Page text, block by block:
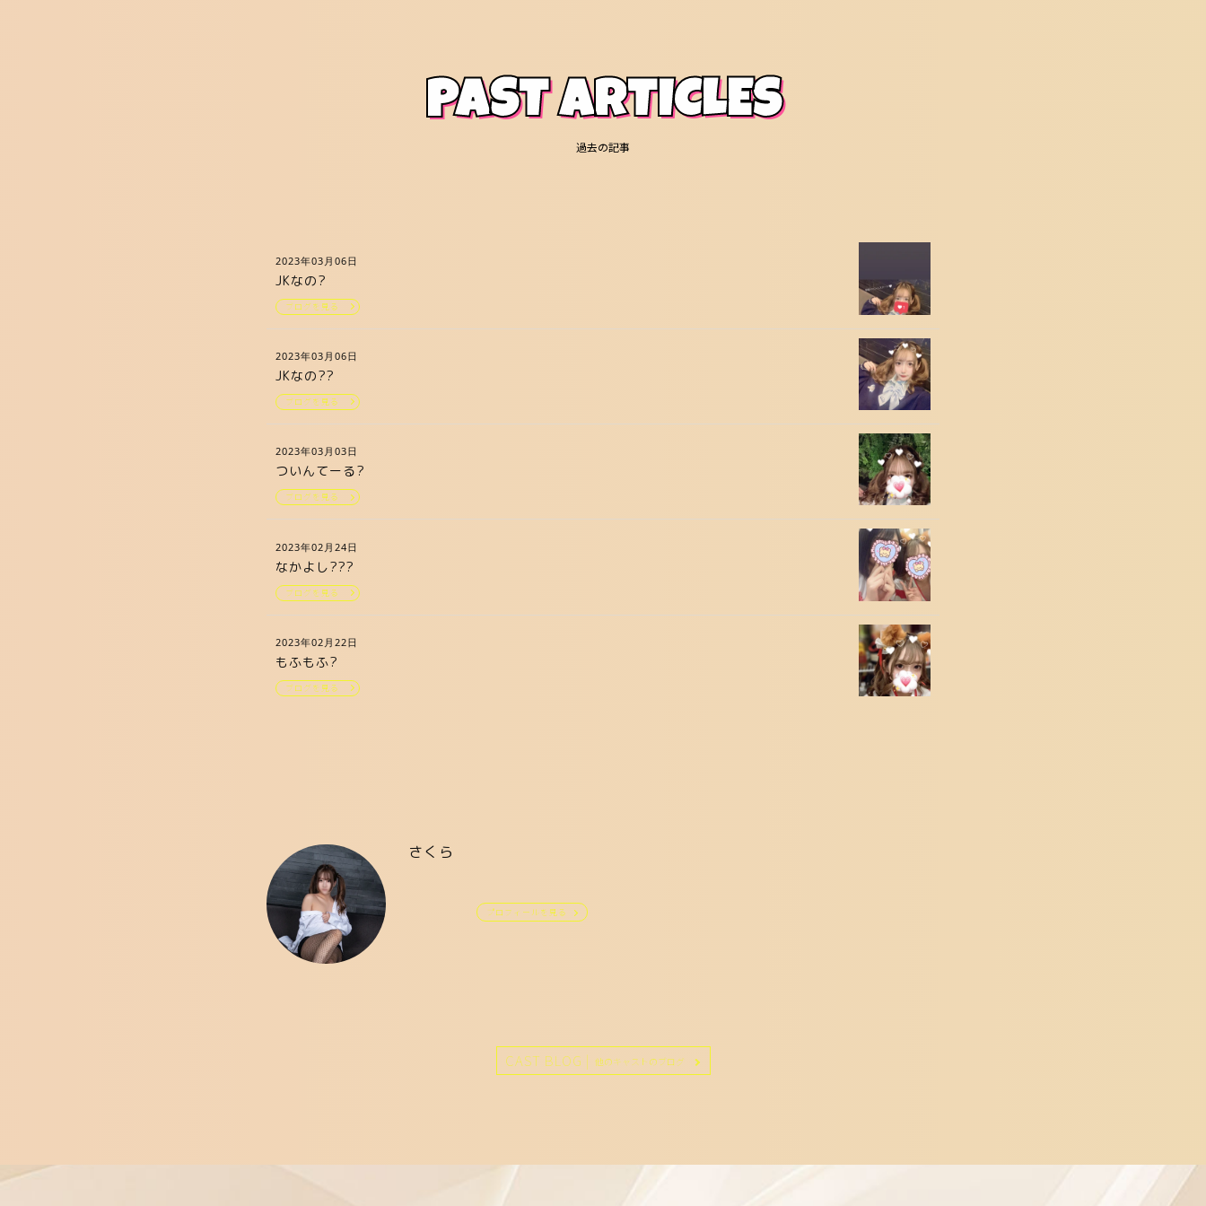
PAST ARTICLES
過去の記事
2023年03月06日
JKなの?
ブログを見る
2023年03月06日
JKなの??
ブログを見る
2023年03月03日
ついんてーる?
ブログを見る
2023年02月24日
なかよし???
ブログを見る
2023年02月22日
もふもふ?
ブログを見る
さくら
プロフィールを見る
CAST BLOG | 他のキャストのブログ